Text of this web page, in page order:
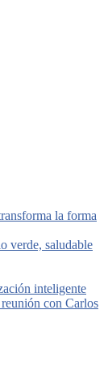
la forma
verde, saludable
inteligente
con Carlos